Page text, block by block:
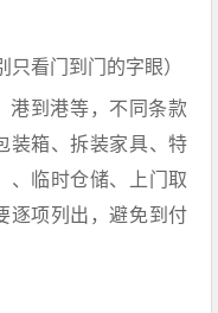
看门到门的字眼）
港到港等，不同条款
装箱、拆装家具、特
、临时仓储、上门取
逐项列出，避免到付